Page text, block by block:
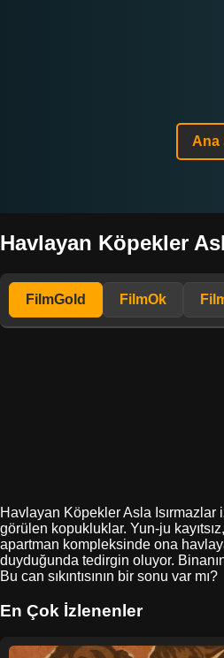
Ana
Havlayan Köpekler
FilmGold FilmOk
Havlayan Köpekler Asla
görülen kopukluklar. Yun-ju
apartman kompleksinde ona
duyduğunda tedirgin oluyor.
Bu can sıkıntısının bir sonu var mı?
En Çok İzlenenler